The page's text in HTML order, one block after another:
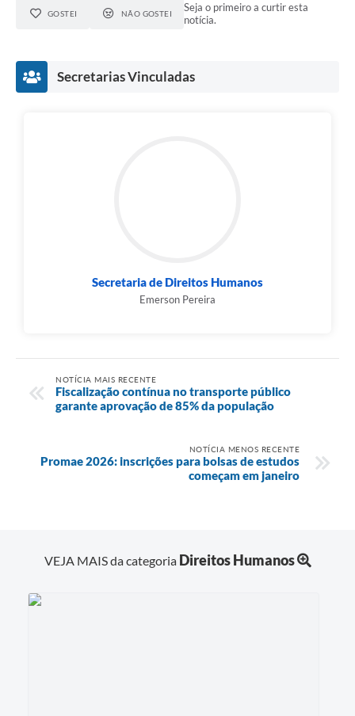
GOSTEI NÃO GOSTEI
Seja o primeiro a curtir esta
notícia.
Secretarias Vinculadas
Secretaria de Direitos Humanos
Emerson Pereira
NOTÍCIA MAIS RECENTE
Fiscalização contínua no transporte público
garante aprovação de 85% da população
NOTÍCIA MENOS RECENTE
Promae 2026: inscrições para bolsas de estudos
começam em janeiro
VEJA MAIS da categoria Direitos Humanos